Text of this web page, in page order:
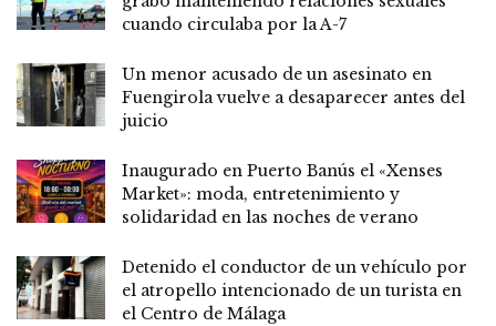
cuando circulaba por la A-7
Un menor acusado de un asesinato en
Fuengirola vuelve a desaparecer antes del
juicio
Inaugurado en Puerto Banús el «Xenses
Market»: moda, entretenimiento y
solidaridad en las noches de verano
Detenido el conductor de un vehículo por
el atropello intencionado de un turista en
el Centro de Málaga